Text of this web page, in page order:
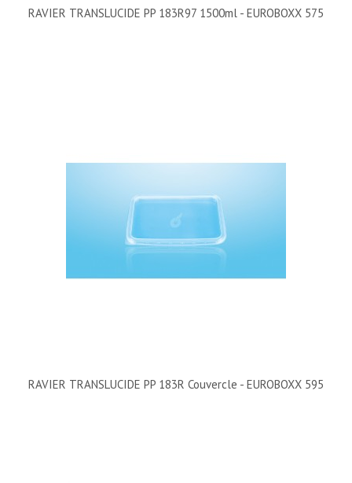
RAVIER TRANSLUCIDE PP 183R97 1500ml - EUROBOXX 575
RAVIER TRANSLUCIDE PP 183R Couvercle - EUROBOXX 595